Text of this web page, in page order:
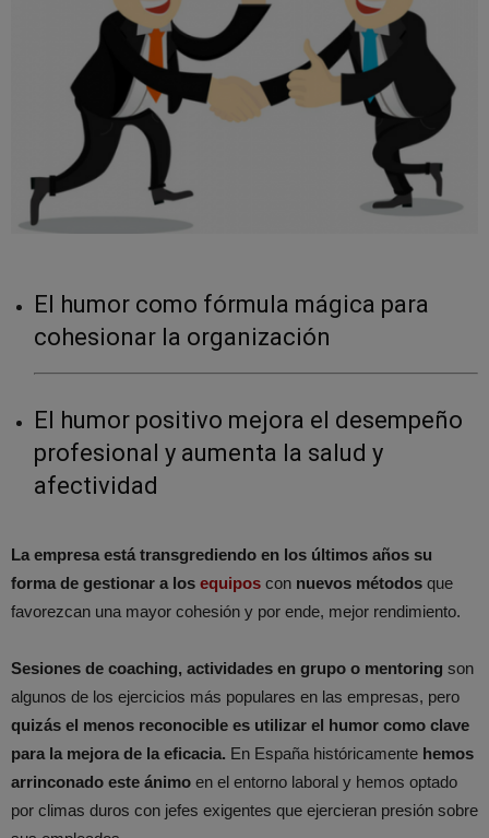
El humor como fórmula mágica para
cohesionar la organización
El humor positivo mejora el desempeño
profesional y aumenta la salud y
afectividad
La empresa está transgrediendo en los últimos años su
forma de gestionar a los equipos con nuevos métodos que
favorezcan una mayor cohesión y por ende, mejor rendimiento.
Sesiones de coaching, actividades en grupo o mentoring son
algunos de los ejercicios más populares en las empresas, pero
quizás el menos reconocible es utilizar el humor como clave
para la mejora de la eficacia. En España históricamente hemos
arrinconado este ánimo en el entorno laboral y hemos optado
por climas duros con jefes exigentes que ejercieran presión sobre